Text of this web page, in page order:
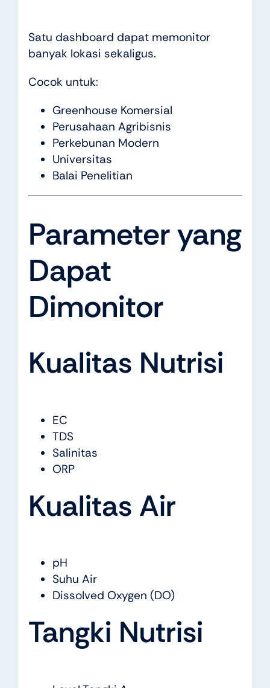
Satu dashboard dapat memonitor
banyak lokasi sekaligus.
Cocok untuk:
Greenhouse Komersial
Perusahaan Agribisnis
Perkebunan Modern
Universitas
Balai Penelitian
Parameter yang
Dapat
Dimonitor
Kualitas Nutrisi
EC
TDS
Salinitas
ORP
Kualitas Air
pH
Suhu Air
Dissolved Oxygen (DO)
Tangki Nutrisi